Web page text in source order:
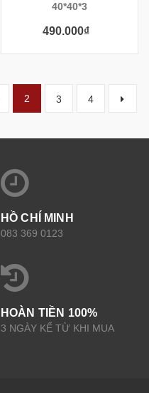
40*40*3
490.000₫
2 3 4
HỒ CHÍ MINH
083 369 0123
HOÀN TIỀN 100%
3 NGÀY KỂ TỪ KHI MUA